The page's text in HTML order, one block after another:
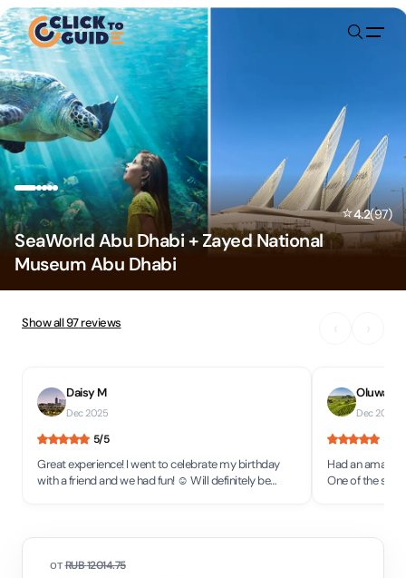
Skip to content
⭐4.2(97)
SeaWorld Abu Dhabi + Zayed National
Museum Abu Dhabi
Show all97reviews
Daisy M
Dec 2025
5/5
Great experience! I went to celebrate my birthday
with a friend and we had fun! ☺️ Will definitely be
Dec 2025
Had an
One of the staff
отRUB12014.75